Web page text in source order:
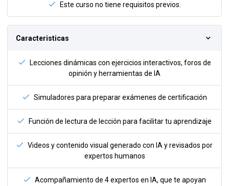
Este curso no tiene requisitos previos.
Caracteristicas
Lecciones dinámicas con ejercicios interactivos, foros de
opinión y herramientas de IA
Simuladores para preparar exámenes de certificación
Función de lectura de lección para facilitar tu aprendizaje
Videos y contenido visual generado con IA y revisados por
expertos humanos
Acompañamiento de 4 expertos en IA, que te apoyan